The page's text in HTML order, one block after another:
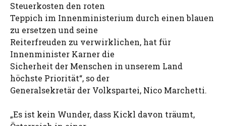
Steuerkosten den roten
Teppich im Innenministerium durch einen blauen
zu ersetzen und seine
Reiterfreuden zu verwirklichen, hat für
Innenminister Karner die
Sicherheit der Menschen in unserem Land
höchste Priorität“, so der
Generalsekretär der Volkspartei, Nico Marchetti.
„Es ist kein Wunder, dass Kickl davon träumt,